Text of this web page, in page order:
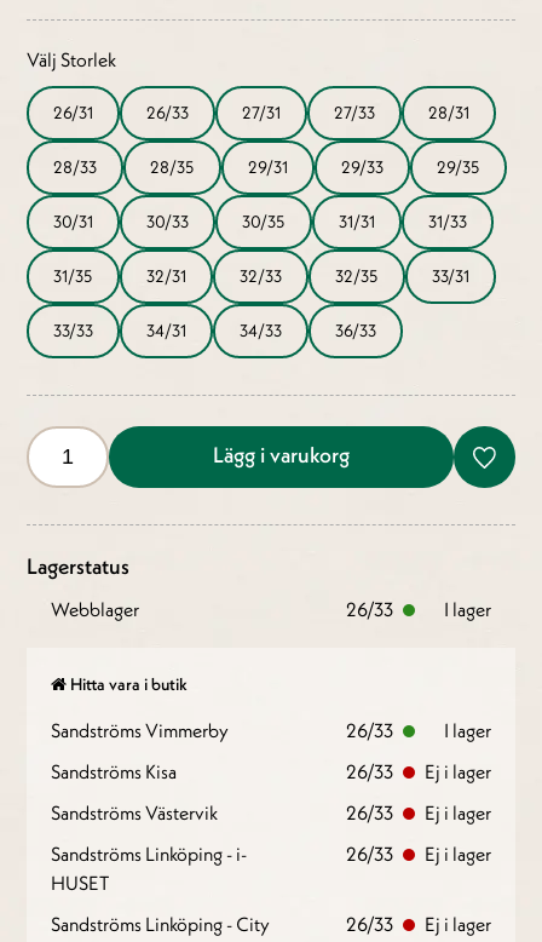
Välj Storlek
26/31 26/33 27/31 27/33 28/31
28/33 28/35 29/31 29/33 29/35
30/31 30/33 30/35 31/31 31/33
31/35 32/31 32/33 32/35 33/31
33/33 34/31 34/33 36/33
Lägg i varukorg
Lagerstatus
Webblager 26/33 I lager
Hitta vara i butik
Sandströms Vimmerby 26/33
I lager
Sandströms Kisa
26/33
Ej i lager
Sandströms Västervik
26/33
Ej i lager
Sandströms Linköping - i-
HUSET
26/33 Ej i lager
Sandströms Linköping - City 26/33
Ej i lager